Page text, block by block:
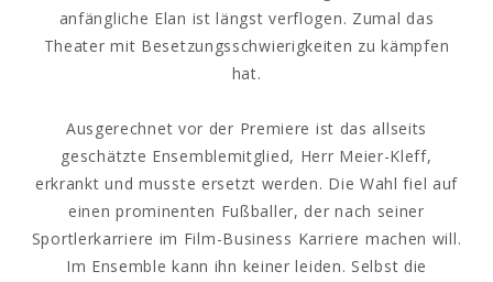
anfängliche Elan ist längst verflogen. Zumal das
Theater mit Besetzungsschwierigkeiten zu kämpfen
hat.
Ausgerechnet vor der Premiere ist das allseits
geschätzte Ensemblemitglied, Herr Meier-Kleff,
erkrankt und musste ersetzt werden. Die Wahl fiel auf
einen prominenten Fußballer, der nach seiner
Sportlerkarriere im Film-Business Karriere machen will.
Im Ensemble kann ihn keiner leiden. Selbst die